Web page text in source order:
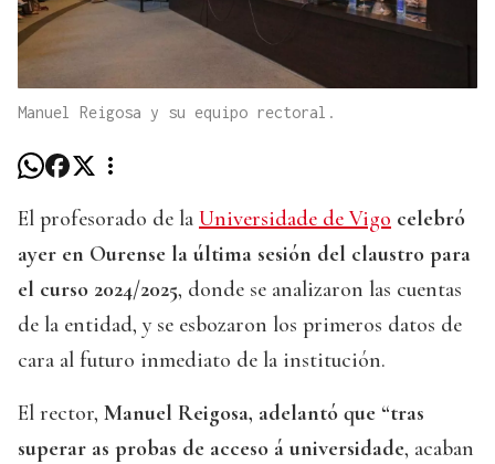
Manuel Reigosa y su equipo rectoral.
El profesorado de la Universidade de Vigo celebró
ayer en Ourense la última sesión del claustro para
el curso 2024/2025, donde se analizaron las cuentas
de la entidad, y se esbozaron los primeros datos de
cara al futuro inmediato de la institución.
El rector, Manuel Reigosa, adelantó que “tras
superar as probas de acceso á universidade, acaban